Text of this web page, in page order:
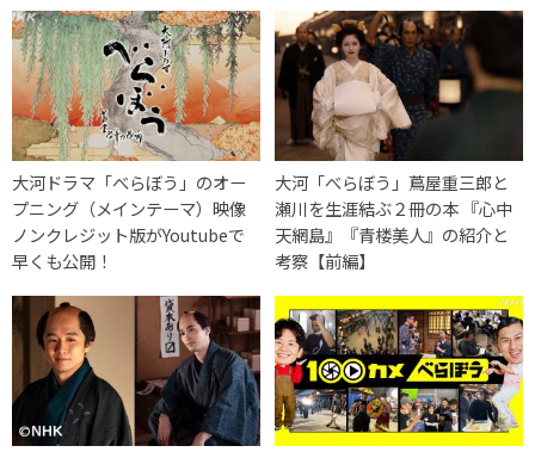
大河ドラマ「べらぼう」のオー
プニング（メインテーマ）映像
ノンクレジット版がYoutubeで
早くも公開！
大河「べらぼう」蔦屋重三郎と
瀬川を生涯結ぶ２冊の本 『心中
天網島』『青楼美人』の紹介と
考察【前編】